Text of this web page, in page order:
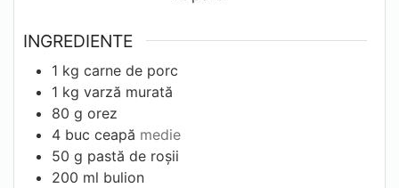
INGREDIENTE
1 kg carne de porc
1 kg varză murată
80 g orez
4 buc ceapă medie
50 g pastă de roșii
200 ml bulion